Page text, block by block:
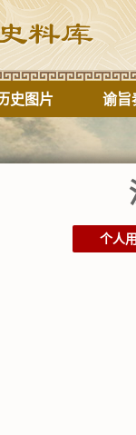
史图片 谕旨
个人